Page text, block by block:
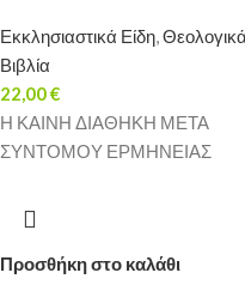
Εκκλησιαστικά Είδη,Θεολογικά
Βιβλία
22,00€
Η ΚΑΙΝΗ ΔΙΑΘΗΚΗ ΜΕΤΑ
ΣΥΝΤΟΜΟΥ ΕΡΜΗΝΕΙΑΣ
Προσθήκη στο καλάθι